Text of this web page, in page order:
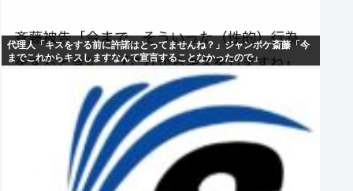
代理人「キスをする前に許諾はとってませんね？」ジャンポケ斎藤「今
までこれからキスしますなんて宣言することなかったので」